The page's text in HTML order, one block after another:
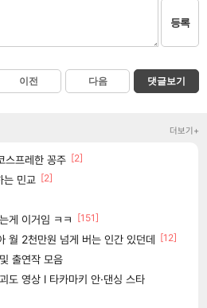
등록
이전 다음 댓글보기
더보기+
스프레한 꽁주 [2]
는 민교 [2]
게 이거임 ㅋㅋ
[151]
월 2천만원 넘게 버는 인간 있던데 [12]
출연작 모음
도 영상 l 타카마키 안·댄싱 스타